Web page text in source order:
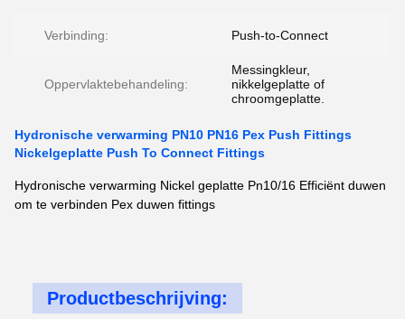
Verbinding: Push-to-Connect
Oppervlaktebehandeling:
Messingkleur,
nikkelgeplatte of
chroomgeplatte.
Hydronische verwarming PN10 PN16 Pex Push Fittings
Nickelgeplatte Push To Connect Fittings
Hydronische verwarming Nickel geplatte Pn10/16 Efficiënt duwen
om te verbinden Pex duwen fittings
Productbeschrijving: